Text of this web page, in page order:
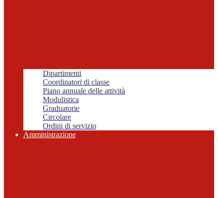
Dipartimenti
Coordinatori di classe
Piano annuale delle attività
Modulistica
Graduatorie
Circolare
Ordini di servizio
Amministrazione